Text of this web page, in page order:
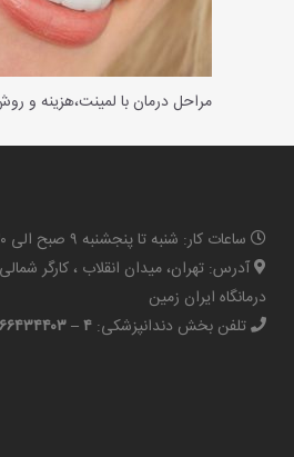
مراحل درمان با لمینت،هزینه و
ساعات کار: شنبه تا پنجشنبه ۹ صبح الی ۱۹:۳۰ عصر
آدرس: تهران، میدان انقلاب ، کارگر
درمانگاه ایران زمین
تلفن بخش دندانپزشکی: ۴ – ۶۶۴۳۴۴۰۳